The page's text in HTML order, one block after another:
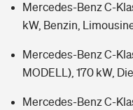
Mercedes-Benz C-
kW, Benzin,
Mercedes-Benz C-
MODELL), 170 kW,
Mercedes-Benz C-